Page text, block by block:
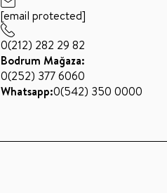
[email protected]
0(212) 282 29 82
Bodrum Mağaza:
0(252) 377 6060
Whatsapp:0(542) 350 0000